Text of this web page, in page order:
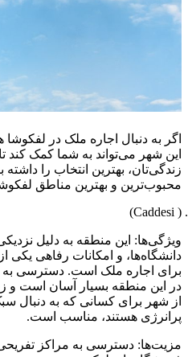
اگر به دنبال اجاره ملک در
این شهر می‌تواند به شما کمک کند
زندگی‌تان، بهترین انتخاب را داشته
محبوب‌ترین و بهترین مناطق
( Caddesi)
ویژگی‌ها: این منطقه به دلیل
دانشگاه‌ها، و امکانات رفاهی یکی
برای اجاره ملک است. دسترسی
در این منطقه بسیار آسان است و
از شهر برای کسانی که به دنبال
پرانرژی هستند، مناسب است.
مزیت‌ها: دسترسی به مراکز